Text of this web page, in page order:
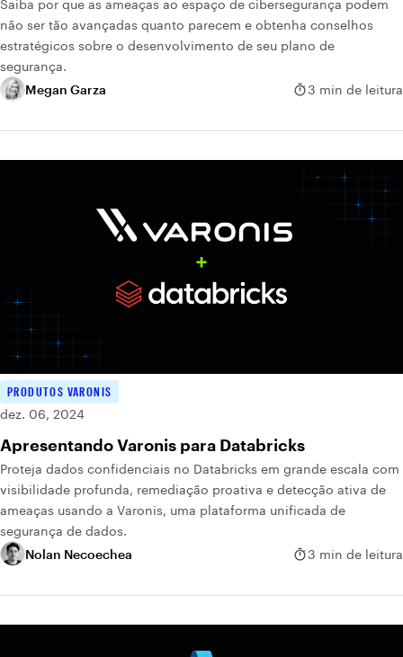
Saiba por que as ameaças ao espaço de cibersegurança podem
não ser tão avançadas quanto parecem e obtenha conselhos
estratégicos sobre o desenvolvimento de seu plano de
segurança.
Megan Garza
3 min de leitura
PRODUTOS VARONIS
dez. 06, 2024
Apresentando Varonis para Databricks
Proteja dados confidenciais no Databricks em grande escala com
visibilidade profunda, remediação proativa e detecção ativa de
ameaças usando a Varonis, uma plataforma unificada de
segurança de dados.
Nolan Necoechea
3 min de leitura